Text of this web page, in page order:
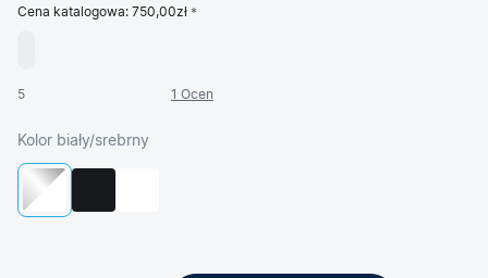
Cena katalogowa: 750,00zł
5 1 Ocen
Kolor biały/srebrny